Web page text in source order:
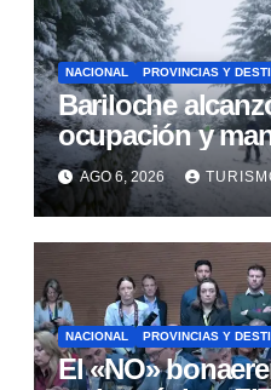
NACIONAL PROVINCIAS Y
Bariloche
ocupación y
buenas
AGO 6, 2026
NACIONAL PROVINCIAS Y
El «NO»